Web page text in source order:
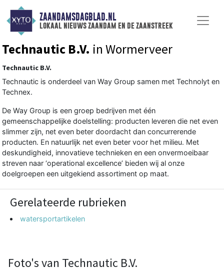
ZAANDAMSDAGBLAD.NL
lokaal nieuws zaandam en de zaanstreek
Technautic B.V. in Wormerveer
Technautic B.V.
Technautic is onderdeel van Way Group samen met Technolyt en
Technex.
De Way Group is een groep bedrijven met één
gemeenschappelijke doelstelling: producten leveren die net even
slimmer zijn, net even beter doordacht dan concurrerende
producten. En natuurlijk net even beter voor het milieu. Met
deskundigheid, innovatieve technieken en een onvermoeibaar
streven naar ‘operational excellence’ bieden wij al onze
doelgroepen een uitgekiend assortiment op maat.
Gerelateerde rubrieken
watersportartikelen
Foto's van Technautic B.V.